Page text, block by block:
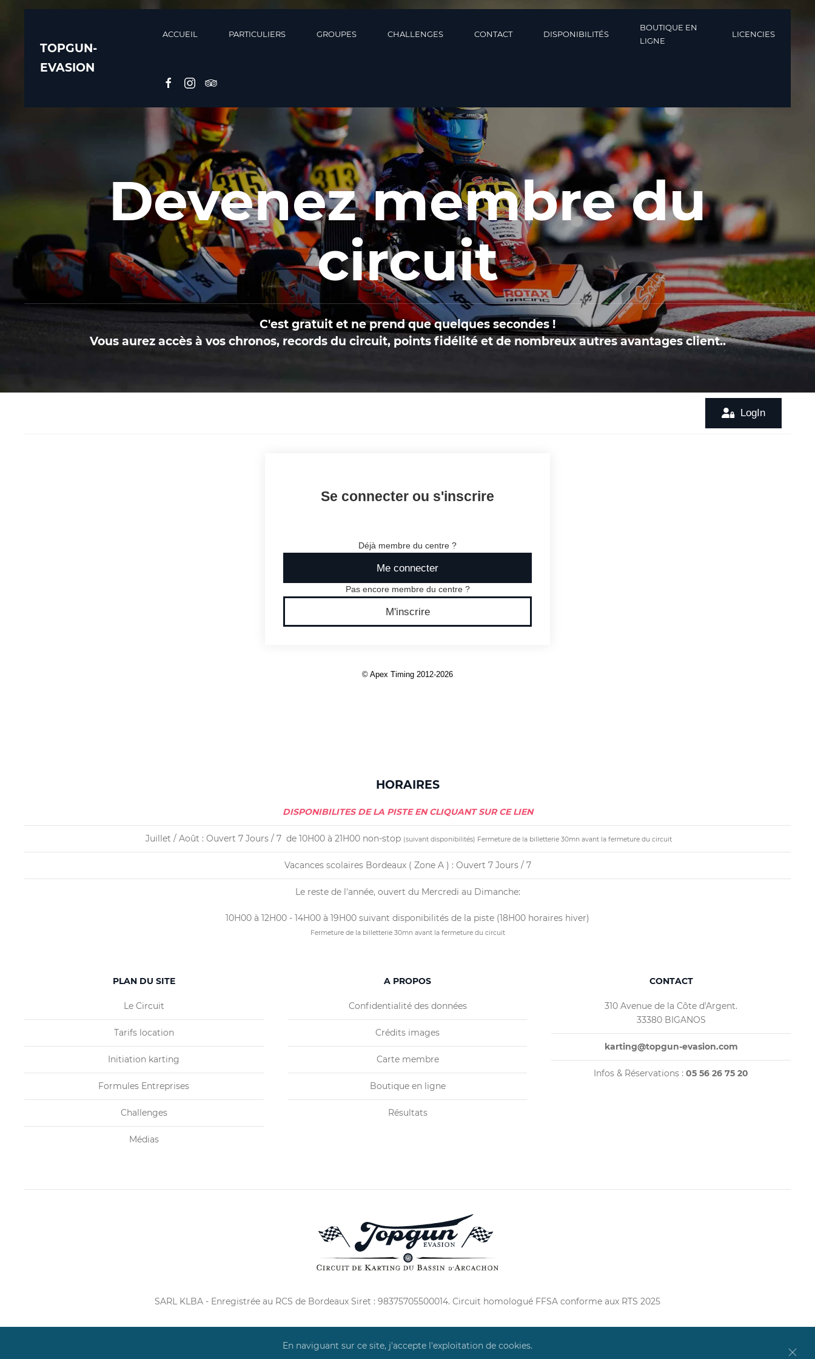
TOPGUN-
EVASION
ACCUEIL PARTICULIERS GROUPES CHALLENGES CONTACT DISPONIBILITÉS
BOUTIQUE EN
LIGNE
LICENCIES
Devenez membre du
circuit
C'est gratuit et ne prend que quelques secondes !
Vous aurez accès à vos chronos, records du circuit, points fidélité et de nombreux autres avantages client..
HORAIRES
DISPONIBILITES DE LA PISTE EN CLIQUANT SUR CE LIEN
Juillet / Août : Ouvert 7 Jours / 7 de 10H00 à 21H00 non-stop (suivant disponibilités) Fermeture de la billetterie 30mn avant la fermeture du circuit
Vacances scolaires Bordeaux ( Zone A ) : Ouvert 7 Jours / 7
Le reste de l'année, ouvert du Mercredi au Dimanche:
10H00 à 12H00 - 14H00 à 19H00 suivant disponibilités de la piste (18H00 horaires hiver)
Fermeture de la billetterie 30mn avant la fermeture du circuit
PLAN DU SITE
Le Circuit
Tarifs location
Initiation karting
Formules Entreprises
Challenges
Médias
A PROPOS
Confidentialité des données
Crédits images
Carte membre
Boutique en ligne
Résultats
CONTACT
310 Avenue de la Côte d'Argent.
33380 BIGANOS
karting@topgun-evasion.com
Infos & Réservations :05 56 26 75 20
SARL KLBA - Enregistrée au RCS de Bordeaux Siret : 98375705500014. Circuit homologué FFSA conforme aux RTS 2025
En naviguant sur ce site, j'accepte l'exploitation de cookies.